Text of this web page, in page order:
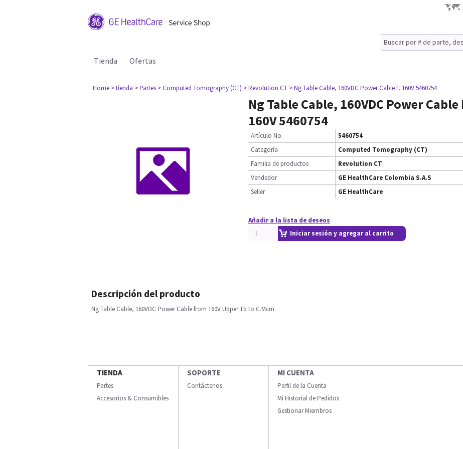
Tienda Ofertas
Home > tienda > Partes > Computed Tomography (CT) > Revolution CT > Ng Table Cable, 160VDC Power Cable F. 160V 5460754
Ng Table Cable, 160VDC Power Cable
160V 5460754
Artículo No.
5460754
Categoría
Computed Tomography (CT)
Familia de productos
Revolution CT
Vendedor
GE HealthCare Colombia S.A.S
Seller
GE HealthCare
Añadir a la lista de deseos
Iniciar sesión y agregar al carrito
Descripción del producto
Ng Table Cable, 160VDC Power Cable from 160V Upper Tb to C.Mcm.
TIENDA
Partes
Accesorios & Consumibles
SOPORTE
Contáctenos
MI CUENTA
Perfil de la Cuenta
Mi Historial de Pedidos
Gestionar Miembros